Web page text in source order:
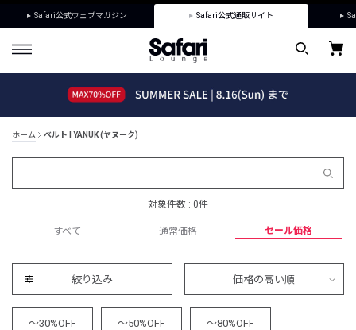
Safari公式ウェブマガジン Safari公式通販サイト
ホーム ベルト | YANUK (ヤヌーク)
対象件数 : 0件
すべて 通常価格 セール価格
絞り込み 価格の高い順
～30%OFF ～50%OFF ～80%OFF